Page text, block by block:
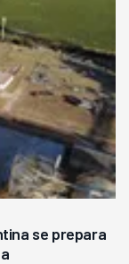
se prepara